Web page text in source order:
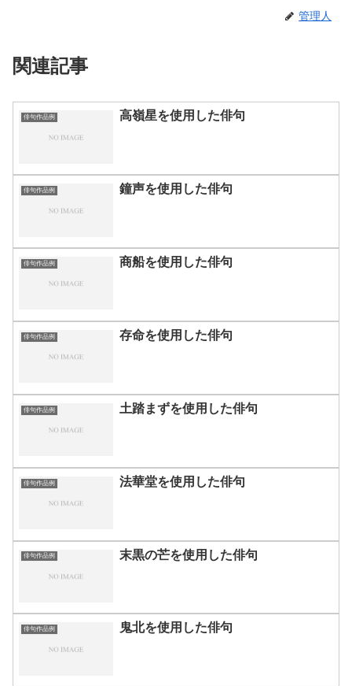
管理人
関連記事
俳句作品例 高嶺星を使用した俳句
俳句作品例 鐘声を使用した俳句
俳句作品例 商船を使用した俳句
俳句作品例 存命を使用した俳句
俳句作品例 土踏まずを使用した俳句
俳句作品例 法華堂を使用した俳句
俳句作品例 末黒の芒を使用した俳句
俳句作品例 鬼北を使用した俳句